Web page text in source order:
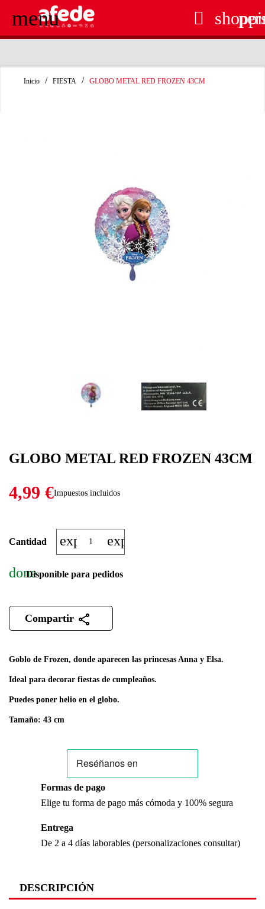
menu 
Inicio FIESTA GLOBO METAL RED FROZEN 43CM
GLOBO METAL RED FROZEN 43CM
4,99 €Impuestos incluidos
Goblo de Frozen, donde aparecen las princesas Anna y Elsa.
Ideal para decorar fiestas de cumpleaños.
Puedes poner helio en el globo.
Tamaño: 43 cm
Cantidad expand_moreexpand_less
doneDisponible para pedidos
Compartir
Formas de pago
Elige tu forma de pago más cómoda y 100% segura
Entrega
De 2 a 4 días laborables (personalizaciones consultar)
DESCRIPCIÓN